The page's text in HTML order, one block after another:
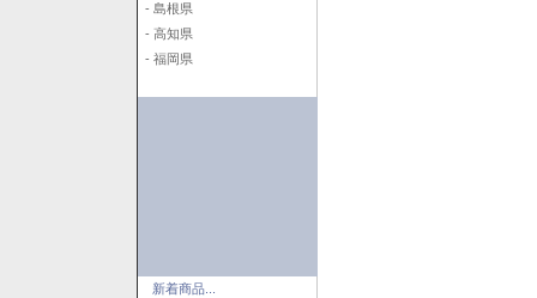
- 島根県
- 高知県
- 福岡県
新着商品...